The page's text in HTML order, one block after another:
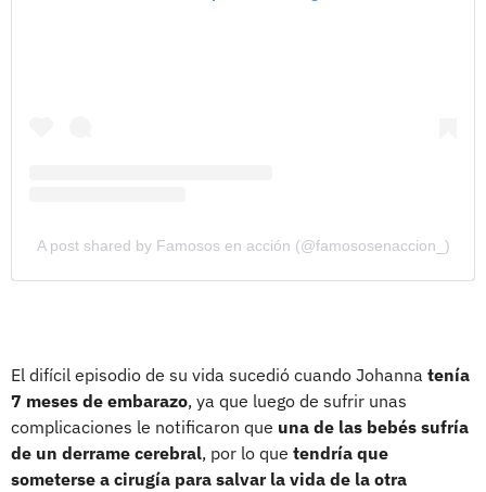
A post shared by Famosos en acción (@famososenaccion_)
El difícil episodio de su vida sucedió cuando Johanna tenía
7 meses de embarazo, ya que luego de sufrir unas
complicaciones le notificaron que una de las bebés sufría
de un derrame cerebral, por lo que tendría que
someterse a cirugía para salvar la vida de la otra